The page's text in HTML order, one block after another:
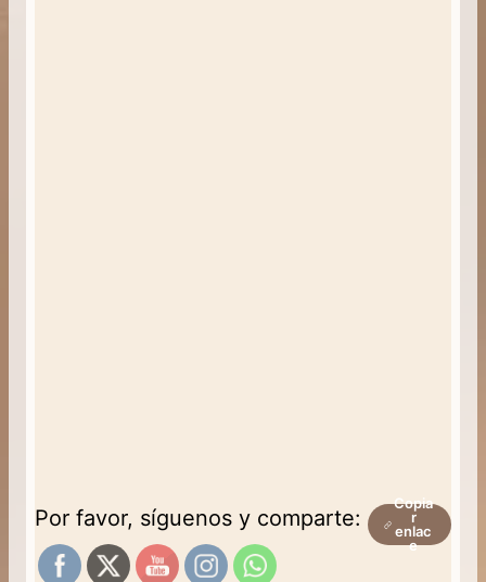
Por favor, síguenos y comparte:
Copia
r
enlac
e